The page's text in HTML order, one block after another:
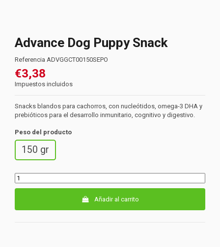
Advance Dog Puppy Snack
Referencia ADVGGCT00150SEPO
€3,38
Impuestos incluidos
Snacks blandos para cachorros, con nucleótidos, omega-3 DHA y
prebióticos para el desarrollo inmunitario, cognitivo y digestivo.
Peso del producto
150 gr
Añadir al carrito